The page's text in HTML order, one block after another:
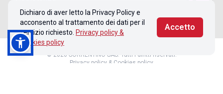
Contatti
Dichiaro di aver letto la Privacy Policy e
acconsento al trattamento dei dati per il
servizio richiesto. Privacy policy &
Cookies policy
Accetto
© 2026 SORRENTINO SAS. Tutti i diritti riservati.
Privacy policy & Cookies policy